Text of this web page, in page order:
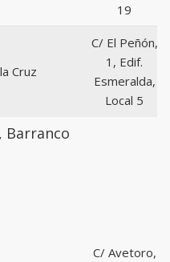
19
Cruz
C/ El Peñón,
1, Edif.
Esmeralda,
Local 5
Barranco
C/ Avetoro,